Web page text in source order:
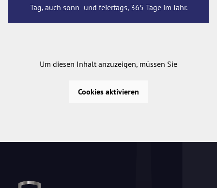
Tag, auch sonn- und feiertags, 365 Tage im Jahr.
Um diesen Inhalt anzuzeigen, müssen Sie
Cookies aktivieren